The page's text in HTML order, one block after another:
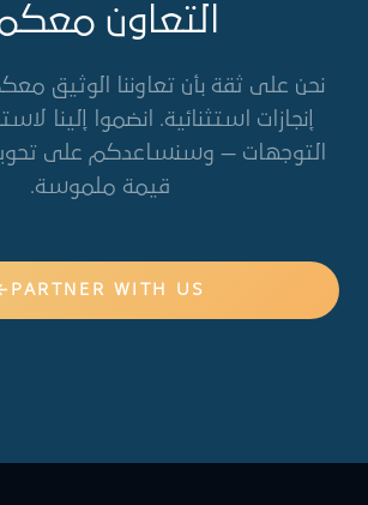
التعاون
نحن على ثقة بأن تعاوننا الوثيق
إنجازات استثنائية. انضموا إلينا
التوجهات — وسنساعدكم على
قيمة ملموسة.
PARTNER WITH US